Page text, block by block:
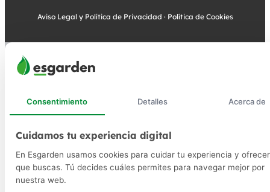
Aviso Legal y Política de Privacidad · Política de Cookies
Consentimiento Detalles Acerca de
Cuidamos tu experiencia digital
En Esgarden usamos cookies para cuidar tu experiencia y
que buscas. Tú decides cuáles permites para navegar mejor por
nuestra web.